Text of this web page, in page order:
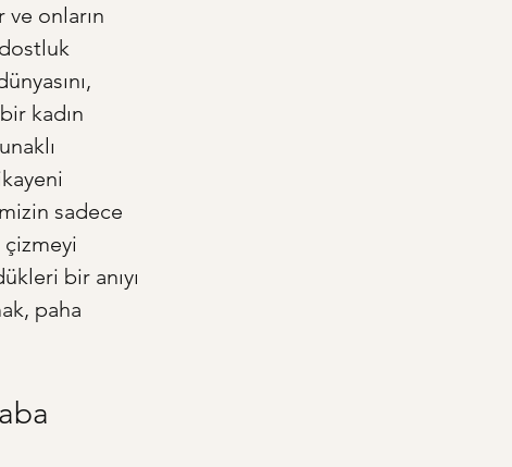
ve onların
kadın
sadece
bir anıyı
paha